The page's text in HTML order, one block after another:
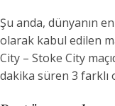
Şu anda, dünyanın
olarak kabul edilen
City – Stoke City
dakika süren 3 farklı